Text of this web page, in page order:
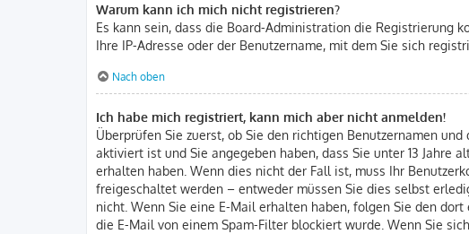
Warum kann ich mich nicht registrieren?
Es kann sein, dass die Board-Administration die Registrierung
Ihre IP-Adresse oder der Benutzername, mit dem Sie sich
Nach oben
Ich habe mich registriert, kann mich aber nicht anmelden!
Überprüfen Sie zuerst, ob Sie den richtigen Benutzernamen
aktiviert ist und Sie angegeben haben, dass Sie unter 13 Jahre
erhalten haben. Wenn dies nicht der Fall ist, muss Ihr
freigeschaltet werden – entweder müssen Sie dies selbst
nicht. Wenn Sie eine E-Mail erhalten haben, folgen Sie den
die E-Mail von einem Spam-Filter blockiert wurde. Wenn Sie